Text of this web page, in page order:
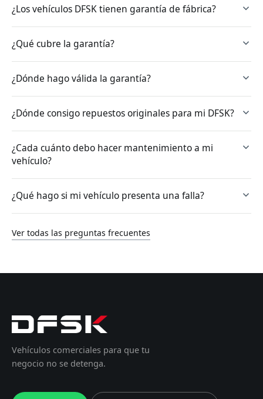
¿Los vehículos DFSK tienen garantía de fábrica?
¿Qué cubre la garantía?
¿Dónde hago válida la garantía?
¿Dónde consigo repuestos originales para mi DFSK?
¿Cada cuánto debo hacer mantenimiento a mi
vehículo?
¿Qué hago si mi vehículo presenta una falla?
Ver todas las preguntas frecuentes
Vehículos comerciales para que tu
negocio no se detenga.